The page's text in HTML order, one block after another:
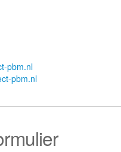
pbm.nl
pbm.nl